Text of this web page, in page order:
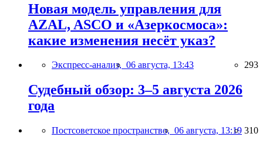
Новая модель управления для
AZAL, ASCO и «Азеркосмоса»:
какие изменения несёт указ?
Экспресс-анализ, 06 августа, 13:43 293
Судебный обзор: 3–5 августа 2026
года
Постсоветское пространство, 06 августа, 13:19 310